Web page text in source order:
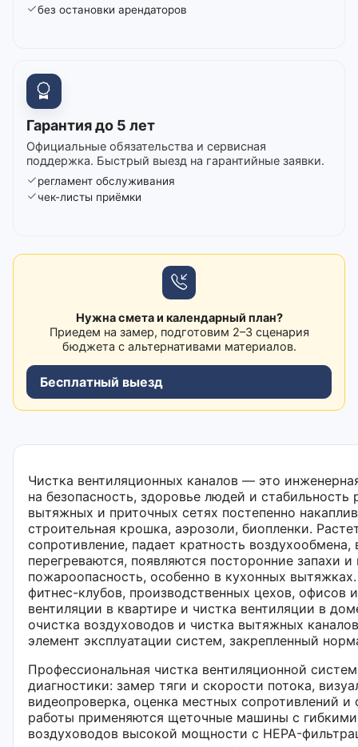
без остановки арендаторов
Гарантия до 5 лет
Официальные обязательства и сервисная
поддержка. Быстрый выезд на гарантийные заявки.
регламент обслуживания
чек-листы приёмки
Нужна смета и календарный план?
Приедем на замер, подготовим 2–3 сценария
бюджета с альтернативами материалов.
Бесплатный выезд
Чистка вентиляционных каналов — это
на безопасность, здоровье людей и стабильность
вытяжных и приточных сетях постепенно
строительная крошка, аэрозоли, биопленки.
сопротивление, падает кратность воздухообмена,
перегреваются, появляются посторонние запахи
пожароопасность, особенно в кухонных
фитнес-клубов, производственных цехов, офисов
вентиляции в квартире и чистка вентиляции в
очистка воздуховодов и чистка вытяжных
элемент эксплуатации систем, закрепленный
Профессиональная чистка вентиляционной
диагностики: замер тяги и скорости потока,
видеопроверка, оценка местных сопротивлений и
работы применяются щеточные машины с
воздуховодов высокой мощности с HEPA-